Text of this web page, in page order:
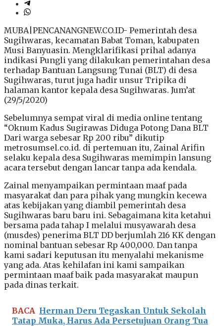
MUBA|PENCANANGNEW.CO.ID- Pemerintah desa
Sugihwaras, kecamatan Babat Toman, kabupaten
Musi Banyuasin. Mengklarifikasi prihal adanya
indikasi Pungli yang dilakukan pemerintahan desa
terhadap Bantuan Langsung Tunai (BLT) di desa
Sugihwaras, turut juga hadir unsur Tripika di
halaman kantor kepala desa Sugihwaras. Jum’at
(29/5/2020)
Sebelumnya sempat viral di media online tentang
“Oknum Kadus Sugirawas Diduga Potong Dana BLT
Dari warga sebesar Rp 200 ribu” dikutip
metrosumsel.co.id. di pertemuan itu, Zainal Arifin
selaku kepala desa Sugihwaras memimpin lansung
acara tersebut dengan lancar tanpa ada kendala.
Zainal menyampaikan permintaan maaf pada
masyarakat dan para pihak yang mungkin kecewa
atas kebijakan yang diambil pemerintah desa
Sugihwaras baru baru ini. Sebagaimana kita ketahui
bersama pada tahap I melalui musyawarah desa
(musdes) penerima BLT DD berjumlah 216 KK dengan
nominal bantuan sebesar Rp 400,000. Dan tanpa
kami sadari keputusan itu menyalahi mekanisme
yang ada. Atas kehilafan ini kami sampaikan
permintaan maaf baik pada masyarakat maupun
pada dinas terkait.
BACA Herman Deru Tegaskan Untuk Sekolah
Tatap Muka, Harus Ada Persetujuan Orang Tua